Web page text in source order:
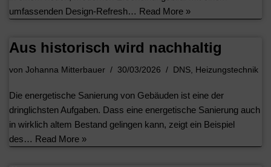
umfassenden Design-Refresh… Read More »
Aus historisch wird nachhaltig
von Johanna Mitterbauer 30/03/2026 DNS, Heizungstechnik
Die energetische Sanierung von Gebäuden ist eine der
dringlichsten Aufgaben. Dass eine energetische Sanierung auch
in wirklich altem Bestand gelingen kann, zeigt ein Beispiel
des… Read More »